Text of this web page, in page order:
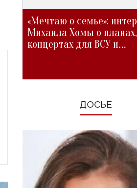
«Мечтаю о семье»:
Михаила Хомы о планах,
концертах для ВСУ и
ДОСЬЕ